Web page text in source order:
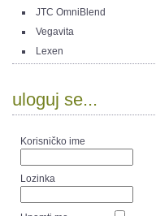
JTC OmniBlend
Vegavita
Lexen
uloguj se...
Korisničko ime
Lozinka